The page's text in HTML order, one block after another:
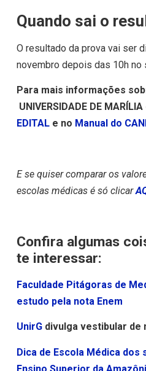
Quando sai o
O resultado da prova vai ser
novembro depois das 10h no
Para mais informações
UNIVERSIDADE DE
EDITALe no Manual do
E se quiser comparar os
escolas médicas é só clicar
Confira algumas
te interessar:
Faculdade Pitágoras de
estudo pela nota Enem
UnirGdivulga vestibular de
Dica de Escola Médica dos
Ensino Superior da